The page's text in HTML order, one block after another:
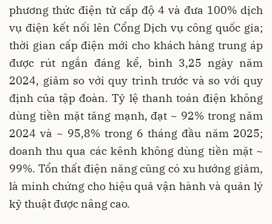
phương thức điện tử cấp độ 4 và đưa 100% dịch
vụ điện kết nối lên Cổng Dịch vụ công quốc gia;
thời gian cấp điện mới cho khách hàng trung áp
được rút ngắn đáng kể, bình 3,25 ngày năm
2024, giảm so với quy trình trước và so với quy
định của tập đoàn. Tỷ lệ thanh toán điện không
dùng tiền mặt tăng mạnh, đạt ~ 92% trong năm
2024 và ~ 95,8% trong 6 tháng đầu năm 2025;
doanh thu qua các kênh không dùng tiền mặt ~
99%. Tổn thất điện năng cũng có xu hướng giảm,
là minh chứng cho hiệu quả vận hành và quản lý
kỹ thuật được nâng cao.